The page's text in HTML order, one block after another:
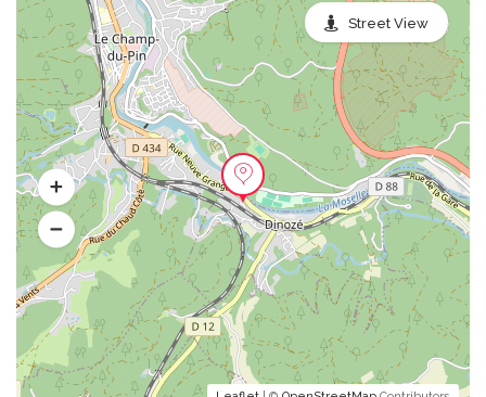
Street View